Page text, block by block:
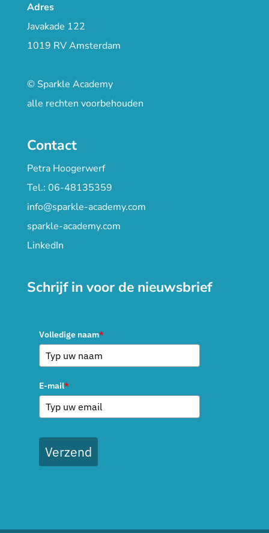
Adres
Javakade 122
1019 RV Amsterdam
© Sparkle Academy
alle rechten voorbehouden
Contact
Petra Hoogerwerf
Tel.: 06-48135359
info@sparkle-academy.com
sparkle-academy.com
LinkedIn
Schrijf in voor de nieuwsbrief
Volledige naam*
E-mail*
Verzend